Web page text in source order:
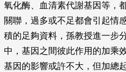
氧化酶、血清素代謝基因等，
關聯，過多或不足都會引起情
積的足夠資料，孫教授進一步
中，基因之間彼此作用的加乘
基因的影響或許不大，但加總